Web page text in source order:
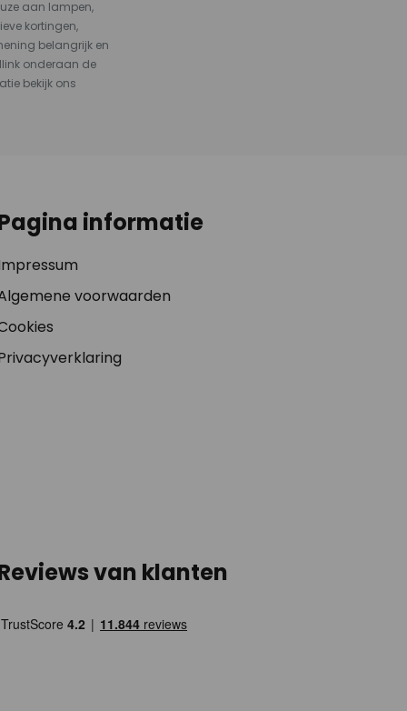
aan lampen,
kortingen,
belangrijk en
onderaan de
bekijk ons
informatie
voorwaarden
van klanten